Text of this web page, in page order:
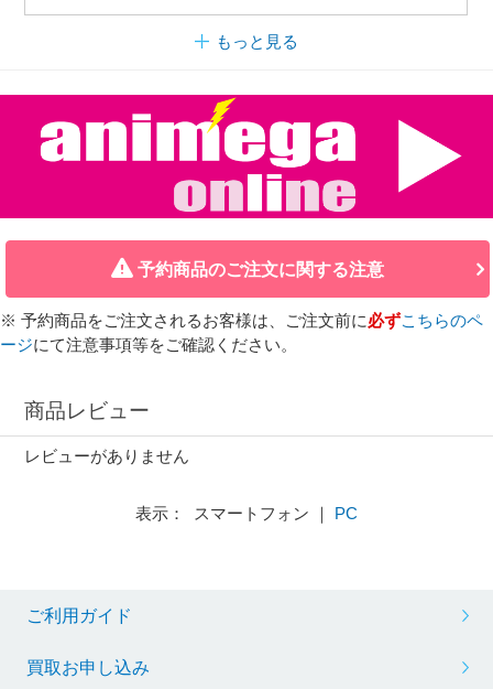
もっと見る
予約商品のご注文に関する注意
※ 予約商品をご注文されるお客様は、ご注文前に必ずこちらのペ
ージにて注意事項等をご確認ください。
商品レビュー
レビューがありません
表示： スマートフォン ｜ PC
ご利用ガイド
買取お申し込み